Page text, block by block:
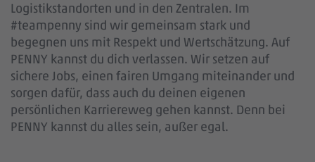
Logistikstandorten und in den Zentralen. Im
#teampenny sind wir gemeinsam stark und
begegnen uns mit Respekt und Wertschätzung. Auf
PENNY kannst du dich verlassen. Wir setzen auf
sichere Jobs, einen fairen Umgang miteinander und
sorgen dafür, dass auch du deinen eigenen
persönlichen Karriereweg gehen kannst. Denn bei
PENNY kannst du alles sein, außer egal.